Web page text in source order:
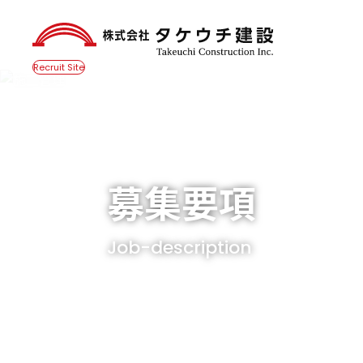
Recruit Site
募集要項
Job-description